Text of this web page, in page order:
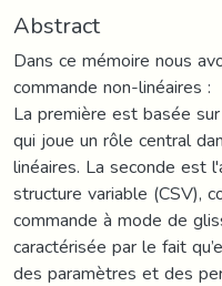
Abstract
Dans ce mémoire nous
commande non-linéaires :
La première est basée
qui joue un rôle central
linéaires. La seconde est
structure variable (CSV),
commande à mode de
caractérisée par le fait
des paramètres et des